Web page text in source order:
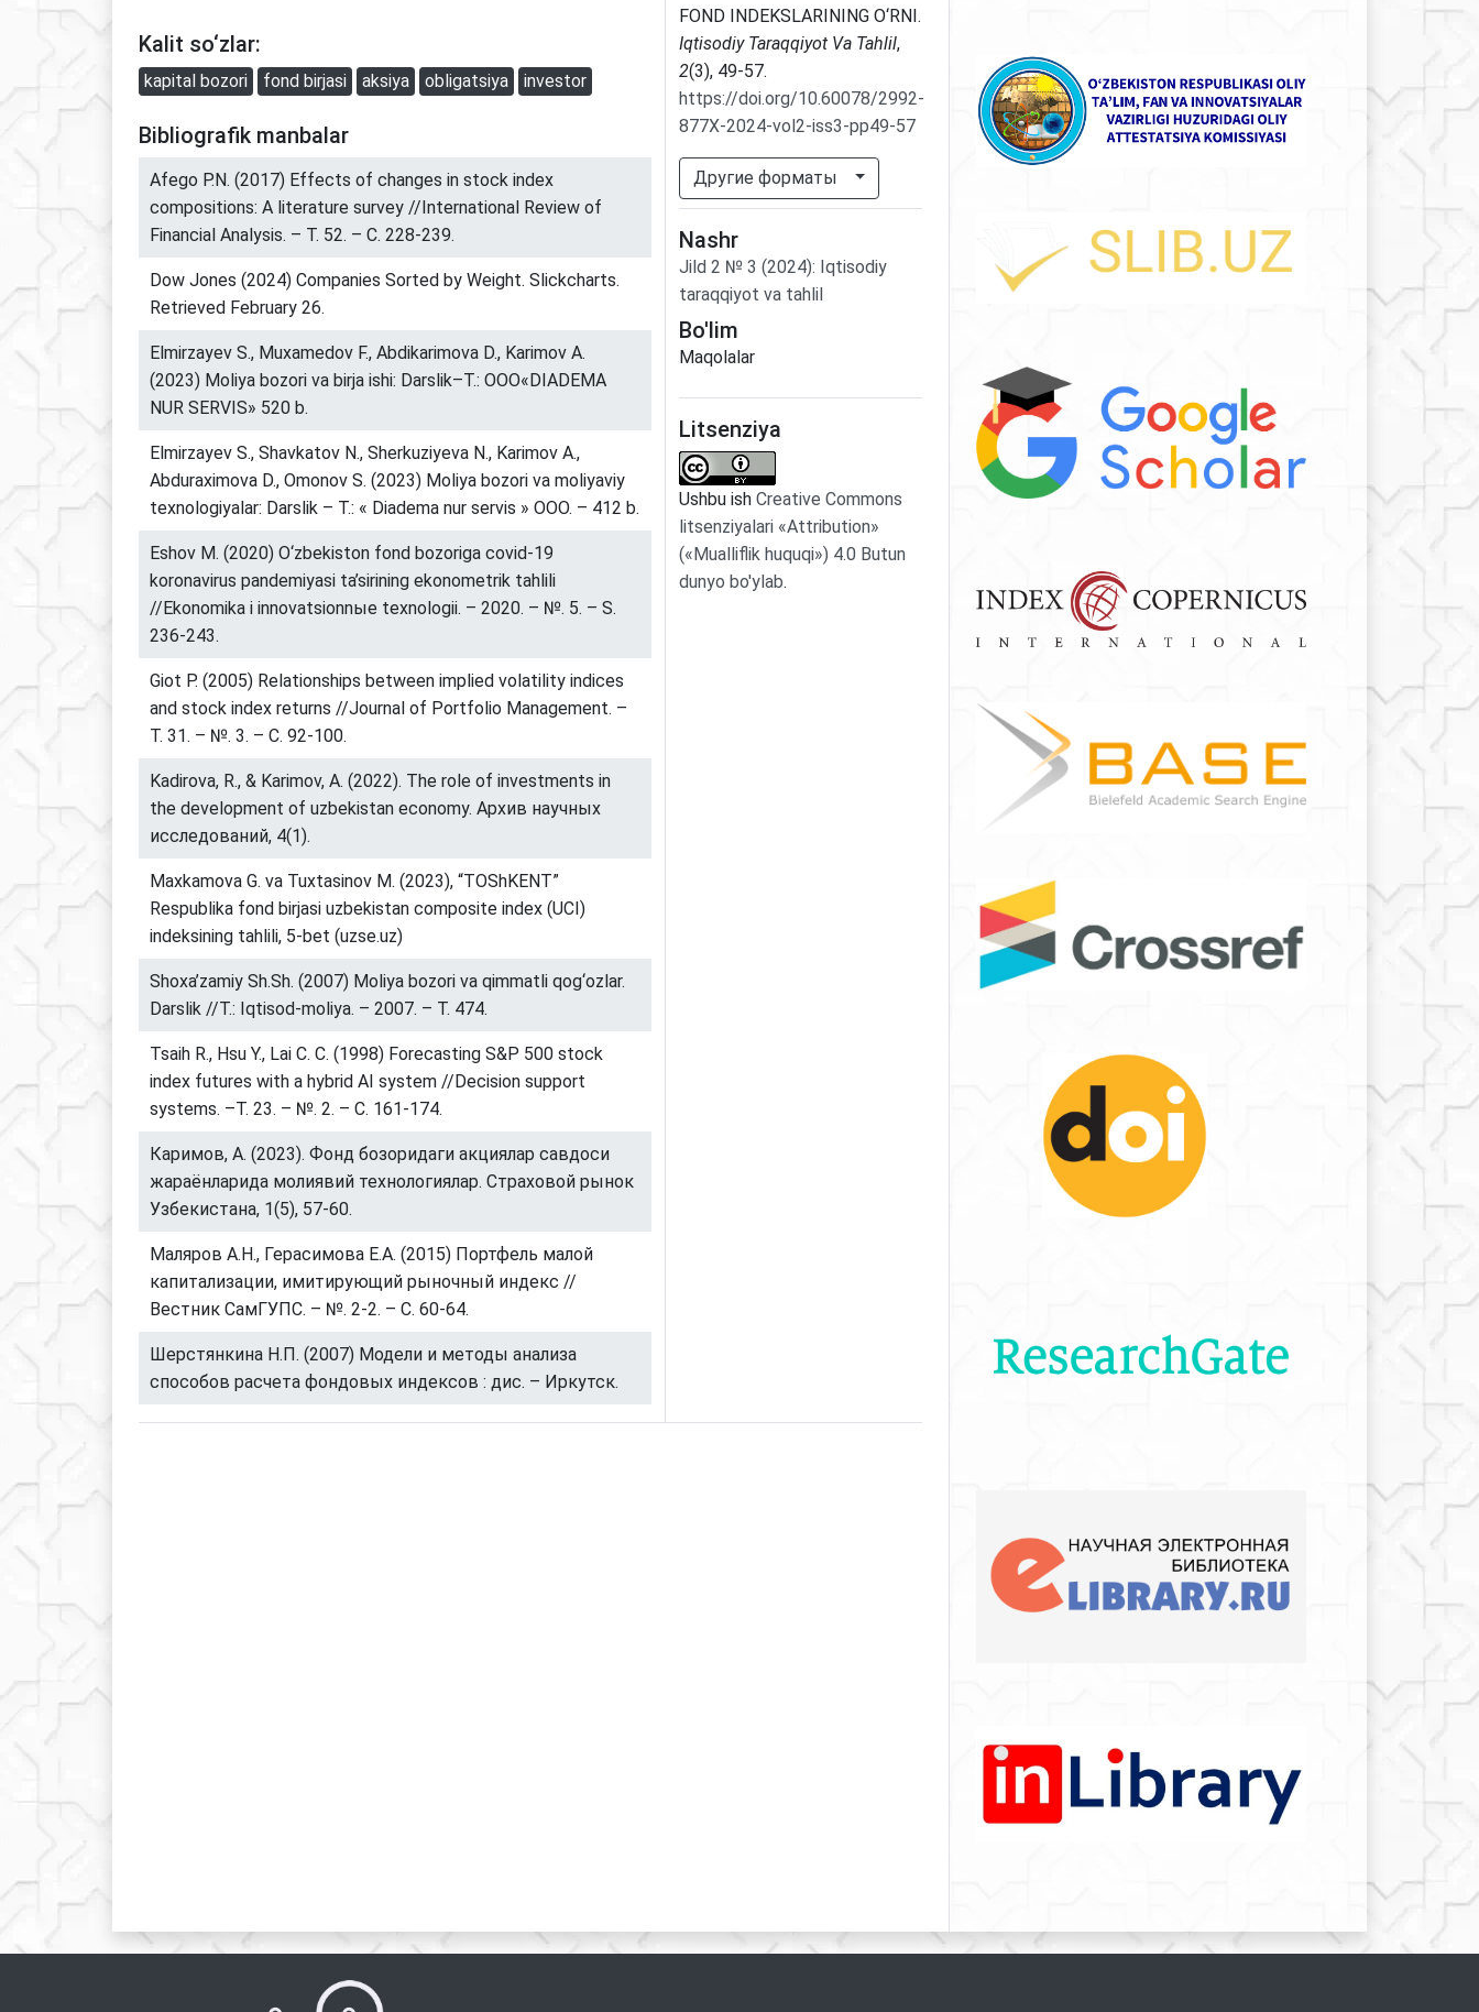
Kalit so‘zlar:
kapital bozori fond birjasi aksiya obligatsiya investor
Bibliografik manbalar
Afego P.N. (2017) Effects of changes in stock index
compositions: A literature survey //International Review of
Financial Analysis. – Т. 52. – С. 228-239.
Dow Jones (2024) Companies Sorted by Weight. Slickcharts.
Retrieved February 26.
Elmirzayev S., Muxamеdov F., Abdikarimova D., Karimov A.
(2023) Moliya bozori va birja ishi: Darslik–T.: ОOO«DIADEMA
NUR SERVIS» 520 b.
Elmirzayev S., Shavkatov N., Sherkuziyeva N., Karimov A.,
Abduraximova D., Omonov S. (2023) Moliya bozori va moliyaviy
texnologiyalar: Darslik – T.: « Diadema nur servis » ОOO. – 412 b.
Eshov M. (2020) O‘zbekiston fond bozoriga covid-19
koronavirus pandemiyasi ta’sirining ekonometrik tahlili
//Ekonomika i innovatsionnыe texnologii. – 2020. – №. 5. – S.
236-243.
Giot P. (2005) Relationships between implied volatility indices
and stock index returns //Journal of Portfolio Management. –
Т. 31. – №. 3. – С. 92-100.
Kadirova, R., & Karimov, A. (2022). The role of investments in
the development of uzbekistan economy. Архив научных
исследований, 4(1).
Maxkamova G. va Tuxtasinov M. (2023), “TOShKENT”
Respublika fond birjasi uzbekistan composite index (UCI)
indeksining tahlili, 5-bet (uzse.uz)
Shoxa’zamiy Sh.Sh. (2007) Moliya bozori va qimmatli qog‘ozlar.
Darslik //T.: Iqtisod-moliya. – 2007. – T. 474.
Tsaih R., Hsu Y., Lai C. C. (1998) Forecasting S&P 500 stock
index futures with a hybrid AI system //Decision support
systems. –Т. 23. – №. 2. – С. 161-174.
Каримов, А. (2023). Фонд бозоридаги акциялар савдоси
жараёнларида молиявий технологиялар. Страховой рынок
Узбекистана, 1(5), 57-60.
Маляров А.Н., Герасимова Е.А. (2015) Портфель малой
капитализации, имитирующий рыночный индекс //
Вестник СамГУПС. – №. 2-2. – С. 60-64.
Шерстянкина Н.П. (2007) Модели и методы анализа
способов расчета фондовых индексов : дис. – Иркутск.
FOND INDEKSLARINING O‘RNI.
Iqtisodiy Taraqqiyot Va Tahlil,
2(3), 49-57.
https://doi.org/10.60078/2992-
877X-2024-vol2-iss3-pp49-57
Другие форматы
Nashr
Jild 2 № 3 (2024): Iqtisodiy
taraqqiyot va tahlil
Bo'lim
Maqolalar
Litsenziya
Ushbu ish Creative Commons
litsenziyalari «Attribution»
(«Mualliflik huquqi») 4.0 Butun
dunyo bo'ylab.